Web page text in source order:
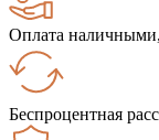
Оплата
Беспроцентная